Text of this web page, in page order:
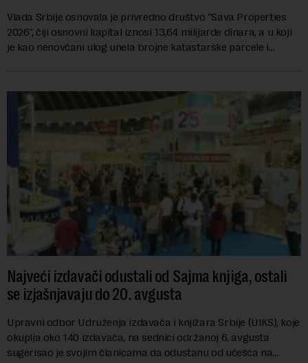
Vlada Srbije osnovala je privredno društvo "Sava Properties
2026", čiji osnovni kapital iznosi 13,64 milijarde dinara, a u koji
je kao nenovčani ulog unela brojne katastarske parcele i
Najveći izdavači odustali od Sajma knjiga, ostali
se izjašnjavaju do 20. avgusta
Upravni odbor Udruženja izdavača i knjižara Srbije (UIKS), koje
okuplja oko 140 izdavača, na sednici održanoj 6. avgusta
sugerisao je svojim članicama da odustanu od učešća na